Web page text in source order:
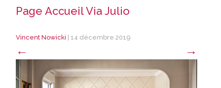
Page Accueil Via Julio
Vincent Nowicki 14 décembre 2019
← →